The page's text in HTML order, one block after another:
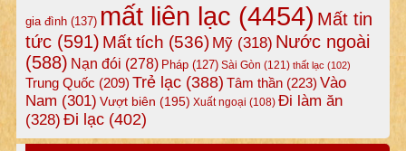
gia đình(137) mất liên lạc (4454) Mất tin
tức(591) Mất tích (536) Mỹ(318) Nước ngoài
(588) Nạn đói (278) Pháp(127) Sài Gòn (121) thất lạc (102)
Trung Quốc (209) Trẻ lạc(388) Tâm thần(223) Vào
Nam (301) Vượt biên (195) Xuất ngoại (108) Đi làm ăn
(328) Đi lạc(402)